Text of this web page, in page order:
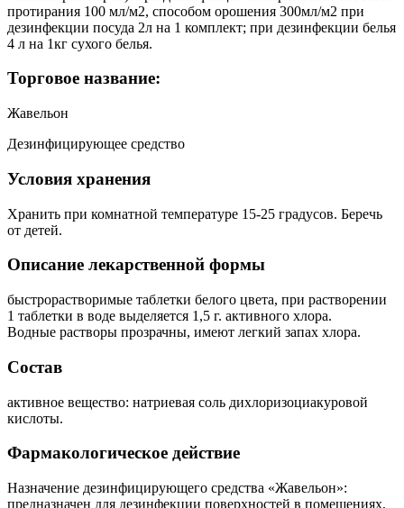
протирания 100 мл/м2, способом орошения 300мл/м2 при
дезинфекции посуда 2л на 1 комплект; при дезинфекции белья
4 л на 1кг сухого белья.
Торговое название:
Жавельон
Дезинфицирующее средство
Условия хранения
Хранить при комнатной температуре 15-25 градусов. Беречь
от детей.
Описание лекарственной формы
быстрорастворимые таблетки белого цвета, при растворении
1 таблетки в воде выделяется 1,5 г. активного хлора.
Водные растворы прозрачны, имеют легкий запах хлора.
Состав
активное вещество: натриевая соль дихлоризоциакуровой
кислоты.
Фармакологическое действие
Назначение дезинфицирующего средства «Жавельон»:
предназначен для дезинфекции поверхностей в помещениях,